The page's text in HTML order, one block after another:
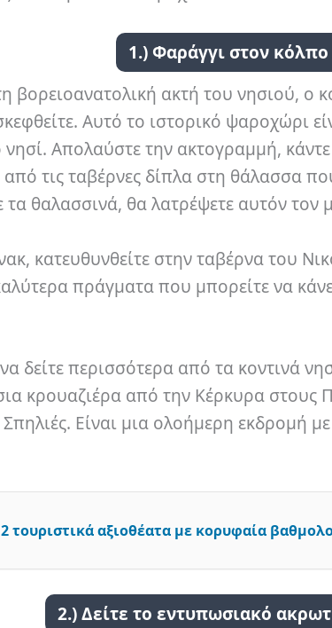
1.) Φαράγγι στον
βορειοανατολική ακτή του νησιού, ο
Αυτό το ιστορικό ψαροχώρι
Απολαύστε την ακτογραμμή,
τις ταβέρνες δίπλα στη θάλασσα
θαλασσινά, θα λατρέψετε αυτόν τον
κατευθυνθείτε στην ταβέρνα του
πράγματα που μπορείτε να
δείτε περισσότερα από τα κοντινά
κρουαζιέρα από την Κέρκυρα στους
Είναι μια ολοήμερη εκδρομή
τουριστικά αξιοθέατα με κορυφαία
2.) Δείτε το εντυπωσιακό